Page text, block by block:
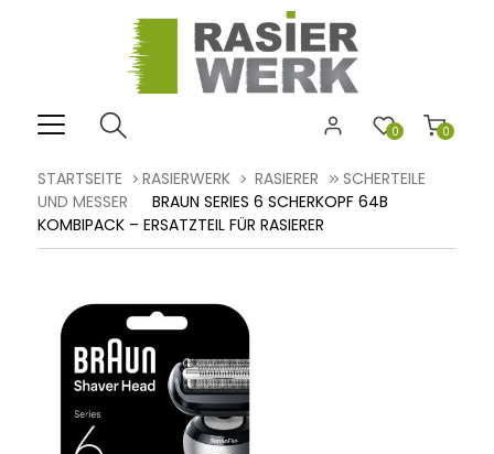
0
0
STARTSEITE RASIERWERK RASIERER
SCHERTEILE
UND MESSER
BRAUN SERIES 6 SCHERKOPF 64B
KOMBIPACK – ERSATZTEIL FÜR RASIERER